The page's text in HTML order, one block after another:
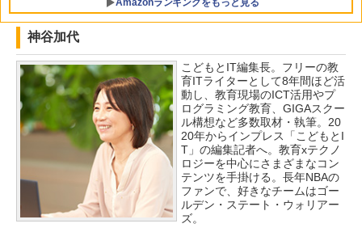
1
Amazon Fire HD 10 キッズモデル (10イ
ンチ) ピンク 対象年齢3歳から 数千点の
キッズコンテンツが1年間使い放題
￥23,980
パイロット スイスイおえかき for Study
何回も書ける! れんしゅうボード ひらが
な・カタカナ・すうじ・ABC 3歳以上 知
1
タッチペンで音が聞ける!はじめてずかん
1000 英語つき ([バラエティ])
￥5,478
2
中学英語をもう一度ひとつひとつわかり
やすく。改訂版
￥2,750
1
ThinkFun ボードゲーム 「ロボット・タ
ートルズ」 プログラミング的思考力を育
む 日本語説明書付 4歳～ 76431 誕生日
クリスマス
￥3,245
モルカ: 原子・分子に強くなるカードゲ
ーム
神谷加代
こどもとIT編集長。フリーの教
育ITライターとして8年間ほど活
動し、教育現場のICT活用やプ
ログラミング教育、GIGAスクー
ル構想など多数取材・執筆。20
20年からインプレス「こどもとI
T」の編集記者へ。教育xテクノ
ロジーを中心にさまざまなコン
テンツを手掛ける。長年NBAの
ファンで、好きなチームはゴー
ルデン・ステート・ウォリアー
ズ。